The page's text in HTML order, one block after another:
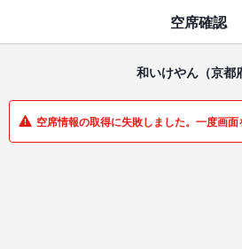
はじめてのアプリ予約で最大1,000円
一覧
空席確認
和いけやん （京都
空席情報の取得に失敗しました。一度画面